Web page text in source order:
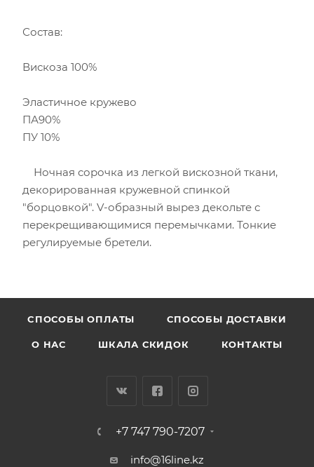
Состав:
Вискоза 100%
Эластичное кружево
ПА90%
ПУ 10%
Ночная сорочка из легкой вискозной ткани,
декорированная кружевной спинкой
"борцовкой". V-образный вырез декольте с
перекрещивающимися перемычками. Тонкие
регулируемые бретели.
CПОСОБЫ ОПЛАТЫ СПОСОБЫ ДОСТАВКИ
О НАС ШКАЛА СКИДОК КОНТАКТЫ
+7 747 790-7207
info@16line.kz